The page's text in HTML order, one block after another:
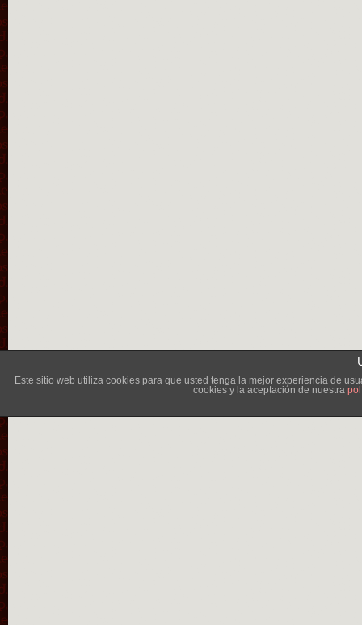
Este sitio web utiliza cookies para que usted tenga la mejor experiencia de
cookies y la aceptación de nuestra